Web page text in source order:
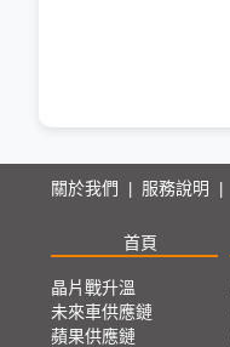
關於我們 服務說明
首頁
晶片戰升溫
未來車供應鏈
蘋果供應鏈